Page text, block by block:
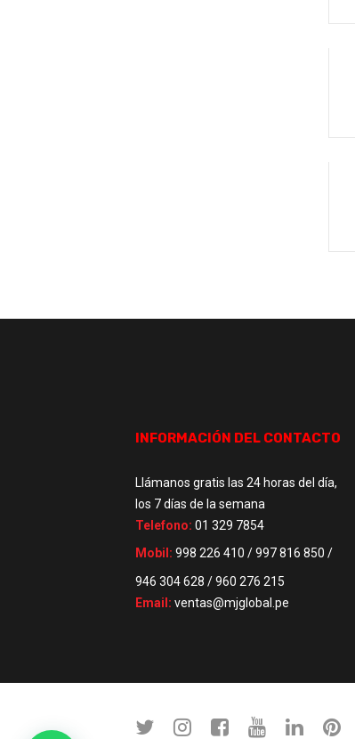
INFORMACIÓN DEL CONTACTO
Llámanos gratis las 24 horas del día,
los 7 días de la semana
Telefono: 01 329 7854
Mobil: 998 226 410 / 997 816 850 /
946 304 628 / 960 276 215
Email: ventas@mjglobal.pe